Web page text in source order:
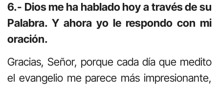
6.- Dios me ha hablado hoy a través de su
Palabra. Y ahora yo le respondo con mi
oración.
Gracias, Señor, porque cada día que medito
el evangelio me parece más impresionante,